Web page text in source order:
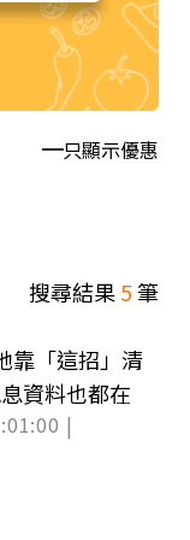
只顯示優惠
搜尋結果5筆
靠「這招」清
資料也都在
|